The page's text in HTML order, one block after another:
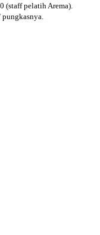
(staff pelatih Arema).